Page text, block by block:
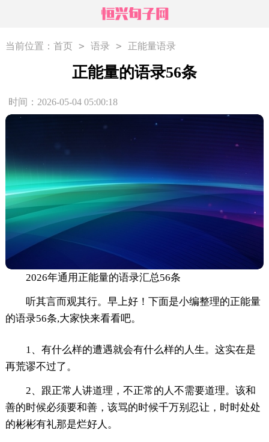
当前位置： 首页 > 语录 > 正能量语录
正能量的语录56条
时间：2026-05-04 05:00:18
2026年通用正能量的语录汇总56条
听其言而观其行。早上好！下面是小编整理的正能量
的语录56条,大家快来看看吧。
1、有什么样的遭遇就会有什么样的人生。这实在是
再荒谬不过了。
2、跟正常人讲道理，不正常的人不需要道理。该和
善的时候必须要和善，该骂的时候千万别忍让，时时处处
的彬彬有礼那是烂好人。